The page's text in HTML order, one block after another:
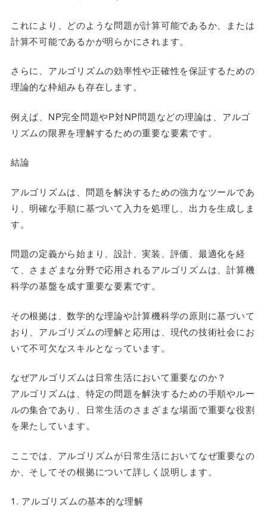
これにより、どのような問題が計算可能であるか、または
計算不可能であるかが明らかにされます。
さらに、アルゴリズムの効率性や正確性を保証するための
理論的な枠組みも存在します。
例えば、NP完全問題やP対NP問題などの理論は、アルゴ
リズムの限界を理解するための重要な要素です。
結論
アルゴリズムは、問題を解決するための強力なツールであ
り、明確な手順に基づいて入力を処理し、出力を生成しま
す。
問題の定義から始まり、設計、実装、評価、最適化を経
て、さまざまな分野で応用されるアルゴリズムは、計算機
科学の基盤を成す重要な要素です。
その根拠は、数学的な理論や計算機科学の原則に基づいて
おり、アルゴリズムの理解と応用は、現代の技術社会にお
いて不可欠なスキルとなっています。
なぜアルゴリズムは日常生活において重要なのか？
アルゴリズムは、特定の問題を解決するための手順やルー
ルの集合であり、日常生活のさまざまな場面で重要な役割
を果たしています。
ここでは、アルゴリズムが日常生活においてなぜ重要なの
か、そしてその根拠について詳しく説明します。
1. アルゴリズムの基本的な理解